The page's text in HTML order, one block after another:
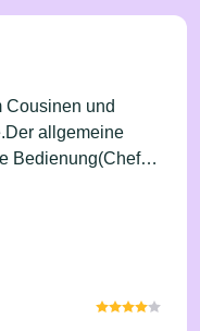
allgemeine
Bedienung(Chef
wurden
Kleiner
Getränkekarte.